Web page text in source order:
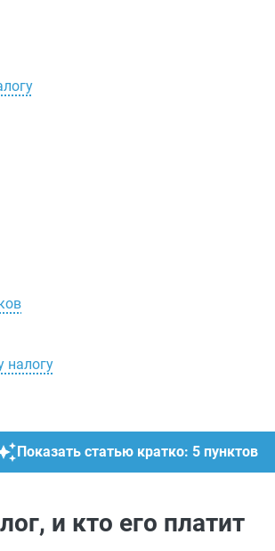
налогу
Показать статью кратко: 5 пунктов
и кто его платит